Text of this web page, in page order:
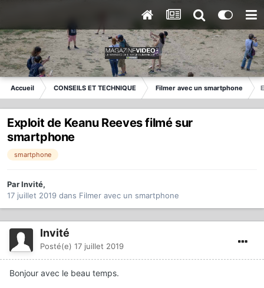
Accueil CONSEILS ET TECHNIQUE Filmer avec un smartphone
Exploit de Keanu Reeves filmé sur
smartphone
smartphone
ParInvité,
17 juillet 2019 dans Filmer avec un smartphone
Invité
Posté(e) 17 juillet 2019
Bonjour avec le beau temps.